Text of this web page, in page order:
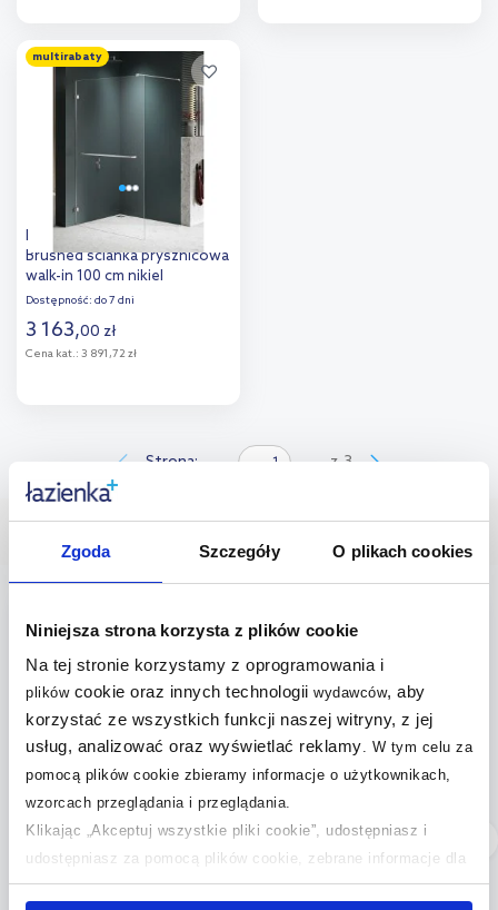
Zgoda Szczegóły O plikach cookies
Niniejsza strona korzysta z plików cookie
Na tej stronie korzystamy z oprogramowania i
plikówcookie oraz innych technologii wydawców, aby
korzystać ze wszystkich funkcji naszej witryny, z jej
usług, analizować oraz wyświetlać reklamy. W tym celu za
pomocą plików cookie zbieramy informacje o użytkownikach,
wzorcach przeglądania i przeglądania.
Klikając „Akceptuj wszystkie pliki cookie”, udostępniasz i
udostępniasz za pomocą plików cookie, zebrane informacje dla
użytkowników zewnętrznych, a także nasi partnerzy reklamowi.
Dodaj do
multirabaty
New Trendy Avexa Nickel
Brushed ścianka prysznicowa
walk-in 100 cm nikiel
szczotkowany/szkło
Dostępność: do 7 dni
3 163,00 zł
Cena kat.: 3 891,72 zł
porównania
Strona: z 3
Nasze bestsellery
Dostępność:24h!
Radaway Modo New II
Walk-In ścianka 100 cm
Dostępność:24h!
Oltens Vida ścianka
prysznicowa 100 cm